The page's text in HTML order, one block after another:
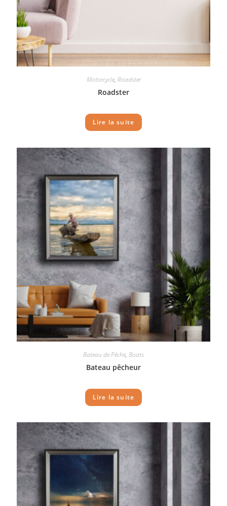
Motorcycle, Roadster
Roadster
Lire la suite
Bateau de Pêche, Boats
Bateau pêcheur
Lire la suite